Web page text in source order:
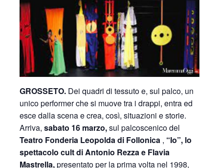
GROSSETO. Dei quadri di tessuto e, sul palco, un
unico performer che si muove tra i drappi, entra ed
esce dalla scena e crea, così, situazioni e storie.
Arriva, sabato 16 marzo,sul palcoscenico del
Teatro Fonderia Leopolda di Follonica , “Io”, lo
spettacolo cult di Antonio Rezza e Flavia
Mastrella,presentato per la prima volta nel 1998,